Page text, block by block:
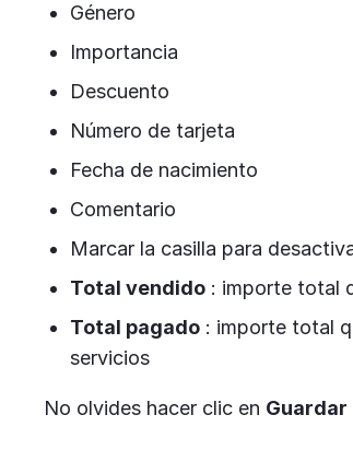
Género
Importancia
Descuento
Número de tarjeta
Fecha de nacimiento
Comentario
Marcar la casilla para
Total vendido : importe total
Total pagado : importe total
servicios
No olvides hacer clic en Guardar